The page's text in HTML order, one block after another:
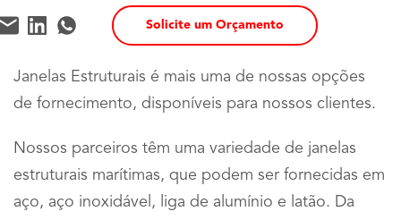
Solicite um Orçamento
Janelas Estruturais é mais uma de nossas opções
de fornecimento, disponíveis para nossos clientes.
Nossos parceiros têm uma variedade de janelas
estruturais marítimas, que podem ser fornecidas em
aço, aço inoxidável, liga de alumínio e latão. Da